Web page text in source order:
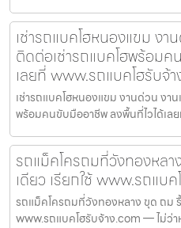
เช่ารถแบคโฮหนองแขม งา
ติดต่อเช่ารถแบคโฮพร้อม
เลยที่ www.รถแบคโฮรับจ้
เช่ารถแบคโฮหนองแขม งานด่วน งา
พร้อมคนขับมืออาชีพ ลงพื้นที่ไวได้เล
รถแม็คโครถมที่วังทองหล
เดียว เรียกใช้ www.รถแบ
รถแม็คโครถมที่วังทองหลาง ขุด ถม
www.รถแบคโฮรับจ้าง.com — ไม่ว่